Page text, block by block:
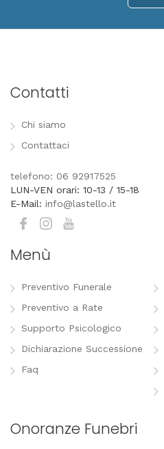
Contatti
Chi siamo
Contattaci
telefono: 06 92917525
LUN-VEN orari: 10-13 / 15-18
E-Mail: info@lastello.it
Menù
Preventivo Funerale
Preventivo a Rate
Supporto Psicologico
Dichiarazione Successione
Faq
Onoranze Funebri